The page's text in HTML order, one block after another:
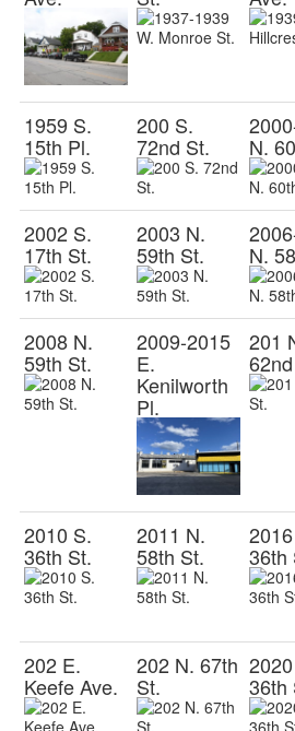
1959 S.
15th Pl.
200 S.
72nd St. N.
2002 S.
17th St.
2003 N.
59th St. N.
2008 N.
59th St.
2009-2015
E.
Kenilworth
Pl.
201
2010 S.
36th St.
2011 N.
58th St. 36th
202 E.
Keefe Ave.
202 N. 67th
St. 36th